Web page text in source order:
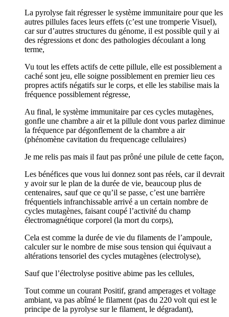
La pyrolyse fait régresser le système immunitaire pour que les
autres pillules faces leurs effets (c’est une tromperie Visuel),
car sur d’autres structures du génome, il est possible quil y ai
des régressions et donc des pathologies découlant a long
terme,
Vu tout les effets actifs de cette pillule, elle est possiblement a
caché sont jeu, elle soigne possiblement en premier lieu ces
propres actifs négatifs sur le corps, et elle les stabilise mais la
fréquence possiblement régresse,
Au final, le système immunitaire par ces cycles mutagènes,
gonfle une chambre a air et la pillule dont vous parlez diminue
la fréquence par dégonflement de la chambre a air
(phénomène cavitation du frequencage cellulaires)
Je me relis pas mais il faut pas prôné une pilule de cette façon,
Les bénéfices que vous lui donnez sont pas réels, car il devrait
y avoir sur le plan de la durée de vie, beaucoup plus de
centenaires, sauf que ce qu’il se passe, c’est une barrière
fréquentiels infranchissable arrivé a un certain nombre de
cycles mutagènes, faisant coupé l’activité du champ
électromagnétique corporel (la mort du corps),
Cela est comme la durée de vie du filaments de l’ampoule,
calculer sur le nombre de mise sous tension qui équivaut a
altérations tensoriel des cycles mutagènes (electrolyse),
Sauf que l’électrolyse positive abime pas les cellules,
Tout comme un courant Positif, grand amperages et voltage
ambiant, va pas abîmé le filament (pas du 220 volt qui est le
principe de la pyrolyse sur le filament, le dégradant),